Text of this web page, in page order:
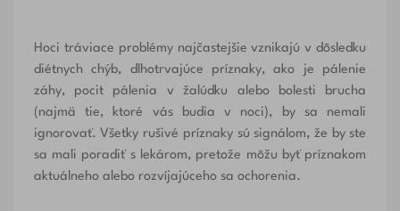
Hoci tráviace problémy najčastejšie vznikajú v dôsledku
diétnych chýb, dlhotrvajúce príznaky, ako je pálenie
záhy, pocit pálenia v žalúdku alebo bolesti brucha
(najmä tie, ktoré vás budia v noci), by sa nemali
ignorovať. Všetky rušivé príznaky sú signálom, že by ste
sa mali poradiť s lekárom, pretože môžu byť príznakom
aktuálneho alebo rozvíjajúceho sa ochorenia.